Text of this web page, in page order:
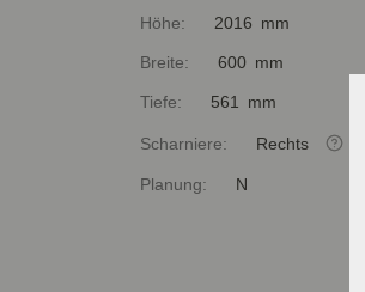
Höhe: 2016 mm
Breite: 600 mm
Tiefe: 561 mm
Scharniere: Rechts
Planung: N